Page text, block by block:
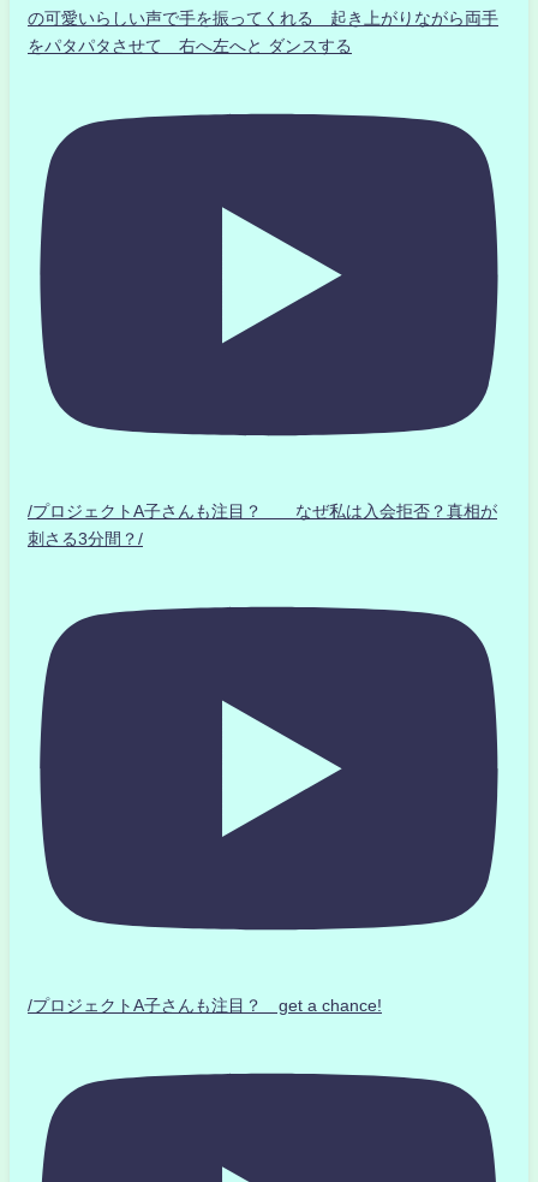
の可愛いらしい声で手を振ってくれる 起き上がりながら両手
をパタパタさせて 右へ左へと ダンスする
/プロジェクトA子さんも注目？ なぜ私は入会拒否？真相が
刺さる3分間？/
/プロジェクトA子さんも注目？ get a chance!